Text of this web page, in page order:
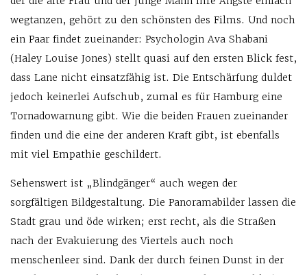
wegtanzen, gehört zu den schönsten des Films. Und noch
ein Paar findet zueinander: Psychologin Ava Shabani
(Haley Louise Jones) stellt quasi auf den ersten Blick fest,
dass Lane nicht einsatzfähig ist. Die Entschärfung duldet
jedoch keinerlei Aufschub, zumal es für Hamburg eine
Tornadowarnung gibt. Wie die beiden Frauen zueinander
finden und die eine der anderen Kraft gibt, ist ebenfalls
mit viel Empathie geschildert.
Sehenswert ist „Blindgänger“ auch wegen der
sorgfältigen Bildgestaltung. Die Panoramabilder lassen die
Stadt grau und öde wirken; erst recht, als die Straßen
nach der Evakuierung des Viertels auch noch
menschenleer sind. Dank der durch feinen Dunst in der